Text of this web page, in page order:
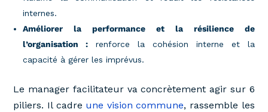
internes.
Améliorer la performance et la résilience de
l’organisation : renforce la cohésion interne et la
capacité à gérer les imprévus.
Le manager facilitateur va concrètement agir sur 6
piliers. Il cadre une vision commune, rassemble les